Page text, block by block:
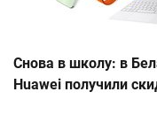
Снова в школу: в
Huawei получили